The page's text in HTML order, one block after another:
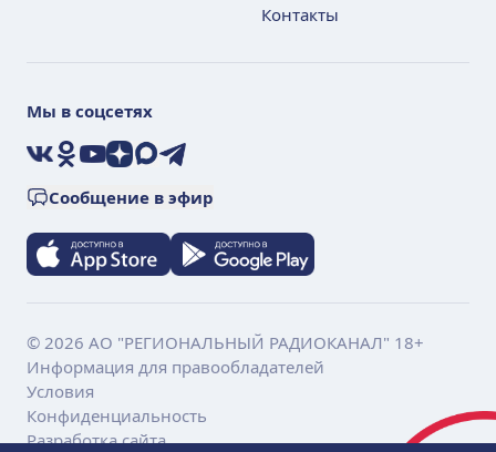
Контакты
Мы в соцсетях
VKOkYouTube
ДзенMaxTelegram
Сообщение в эфир
© 2026 АО "РЕГИОНАЛЬНЫЙ РАДИОКАНАЛ" 18+
Информация для правообладателей
Условия
Конфиденциальность
Разработка сайта